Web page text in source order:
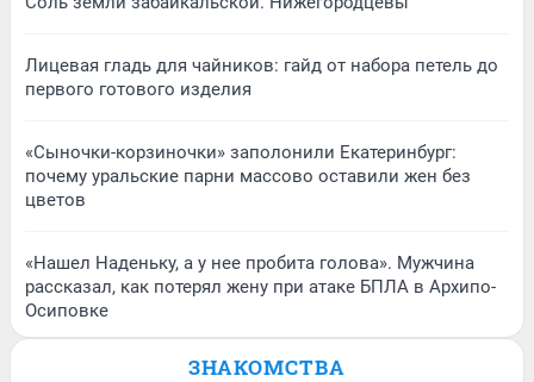
Лицевая гладь для чайников: гайд от набора петель до
первого готового изделия
«Сыночки-корзиночки» заполонили Екатеринбург:
почему уральские парни массово оставили жен без
цветов
«Нашел Наденьку, а у нее пробита голова». Мужчина
рассказал, как потерял жену при атаке БПЛА в Архипо-
Осиповке
ЗНАКОМСТВА